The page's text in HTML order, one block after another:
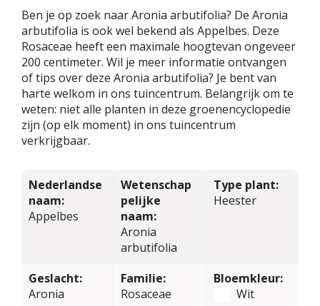
Ben je op zoek naar Aronia arbutifolia? De Aronia
arbutifolia is ook wel bekend als Appelbes. Deze
Rosaceae heeft een maximale hoogtevan ongeveer
200 centimeter. Wil je meer informatie ontvangen
of tips over deze Aronia arbutifolia? Je bent van
harte welkom in ons tuincentrum. Belangrijk om te
weten: niet alle planten in deze groenencyclopedie
zijn (op elk moment) in ons tuincentrum
verkrijgbaar.
Nederlandse
naam:
Appelbes
Wetenschap
pelijke
naam:
Aronia
arbutifolia
Type plant:
Heester
Geslacht:
Aronia
Familie:
Rosaceae
Bloemkleur:
Wit